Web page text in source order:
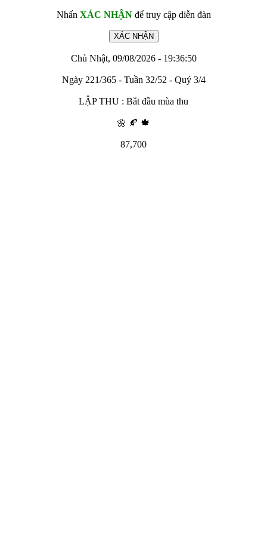
Nhấn XÁC NHẬNđể truy cập diễn đàn
Chủ Nhật, 09/08/2026 - 19:36:50
Ngày 221/365 - Tuần 32/52 - Quý 3/4
LẬP THU : Bắt đầu mùa thu
🌼 🍂 🍁
87,700